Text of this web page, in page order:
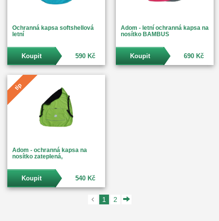
Ochranná kapsa softshellová
letní
590 Kč
Koupit
Adom - letní ochranná kapsa na
nosítko BAMBUS
690 Kč
Koupit
tip
Adom - ochranná kapsa na
nosítko zateplená,
540 Kč
Koupit
1 2